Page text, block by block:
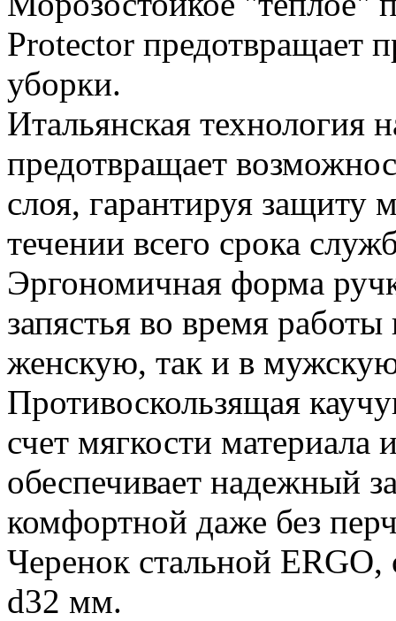
Protector предотвращает
уборки.
Итальянская технология
предотвращает
слоя, гарантируя защиту
течении всего срока
Эргономичная форма
запястья во время
женскую, так и в
Противоскользящая
счет мягкости
обеспечивает надежный
комфортной даже без
Черенок стальной
d32 мм.